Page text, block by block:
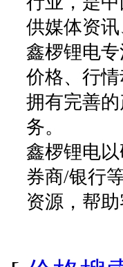
供媒体资
鑫椤锂电
价格、行
拥有完善
务。
鑫椤锂电
券商/银行
资源，帮